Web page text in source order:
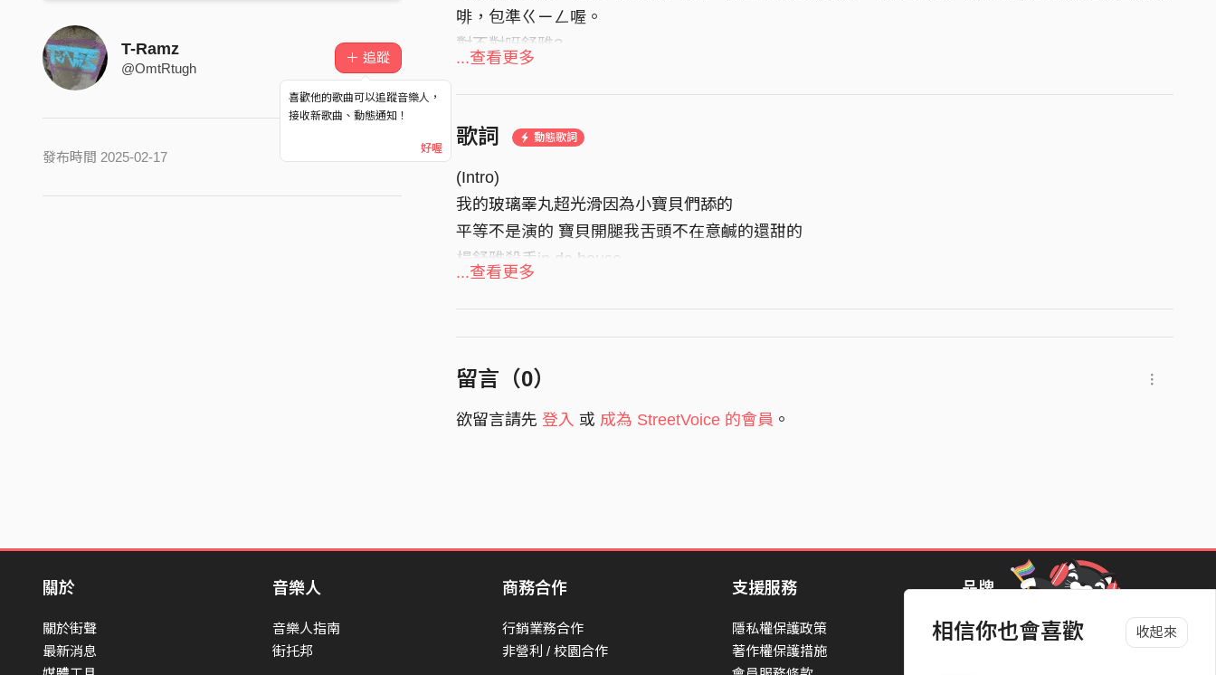
相信你也會喜歡 收起來
T-Ramz
@OmtRtugh
＋ 追蹤
喜歡他的歌曲可以追蹤音樂人，
接收新歌曲、動態通知！
好喔
發布時間 2025-02-17
啡，包準ㄍㄧㄥ喔。
對不對呀舒雅?
@jnc_8826
混音 / 母帶 Mixing & Mastering Engineer | Torry Yee from TNL @tnltorry
...查看更多
歌詞 動態歌詞
(Intro)
我的玻璃睪丸超光滑因為小寶貝們舔的
平等不是演的 寶貝開腿我舌頭不在意鹹的還甜的
楊舒雅殺手in da house
T-Ramz aka Punchline plug
wuzzup motherfucka
林北說幹你媽之後 她也沒有吃我的雞巴
為什麼得要肛妳爸 才能算是平權的嘻哈
你的歌讓我以為妳是剪掉雞雞的義義
自卑的男孩開始自閉躲家裡嘴巴閉閉
妳是真的厭男指控帶把的都是Puff Diddy
...查看更多
留言（0）
欲留言請先 登入 或 成為 StreetVoice 的會員 。
關於
關於街聲
最新消息
音樂人
音樂人指南
街托邦
商務合作
行銷業務合作
非營利 / 校園合作
支援服務
隱私權保護政策
著作權保護措施
品牌
StreetVoice Awards 街聲音樂獎